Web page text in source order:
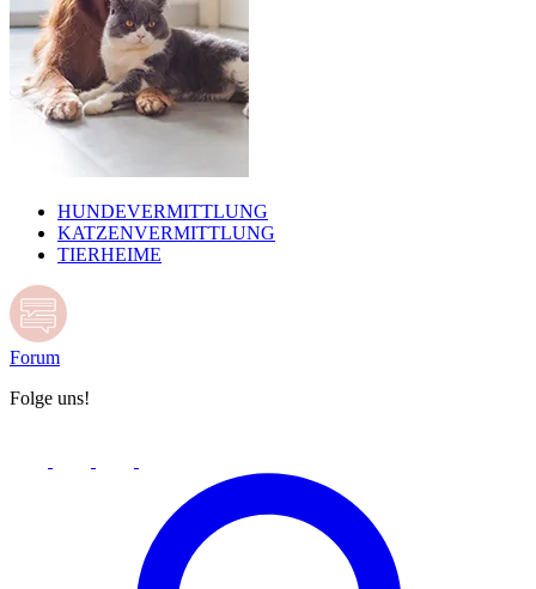
HUNDEVERMITTLUNG
KATZENVERMITTLUNG
TIERHEIME
Forum
Folge uns!